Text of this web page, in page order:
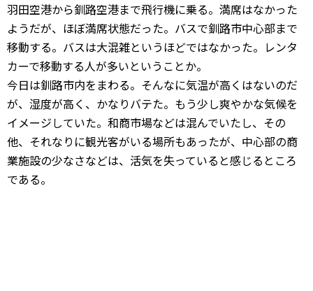
羽田空港から釧路空港まで飛行機に乗る。満席はなかった
ようだが、ほぼ満席状態だった。バスで釧路市中心部まで
移動する。バスは大混雑というほどではなかった。レンタ
カーで移動する人が多いということか。
今日は釧路市内をまわる。そんなに気温が高くはないのだ
が、湿度が高く、かなりバテた。もう少し爽やかな気候を
イメージしていた。和商市場などは混んでいたし、その
他、それなりに観光客がいる場所もあったが、中心部の商
業施設の少なさなどは、活気を失っていると感じるところ
である。